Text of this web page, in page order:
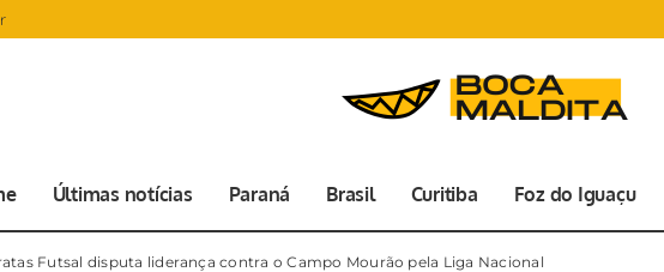
Últimas notícias Paraná Brasil Curitiba Foz do Iguaçu
Futsal disputa liderança contra o Campo Mourão pela Liga Nacional